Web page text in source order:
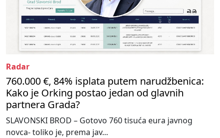
Radar
760.000 €, 84% isplata putem narudžbenica:
Kako je Orking postao jedan od glavnih
partnera Grada?
SLAVONSKI BROD – Gotovo 760 tisuća eura javnog
novca- toliko je, prema jav...